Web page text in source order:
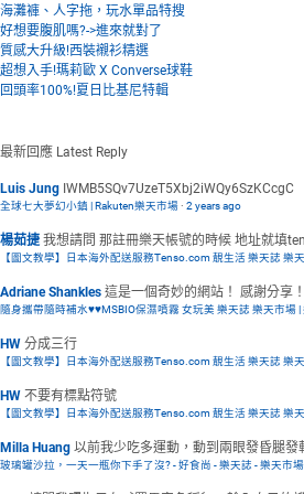
海灘褲、人字拖，玩水單品特搜
好想要腹肌嗎?->進來就對了
質感大升級!西裝襯衫精選
超想入手!瑪莉歐 X Converse球鞋
回頭率100%!夏日比基尼特輯
最新回應 Latest Reply
Luis Jung IWMB5SQv7UzeT5Xbj2iWQy6SzKCcgC
全球七大夢幻小鎮 | Rakuten樂天市場· 2 years ago
楊茹捷 我想請問 那註冊樂天帳號的時候 地址就填
【圖文教學】日本海外配送服務Tenso.com 靚生活 樂天誌 樂
Adriane Shankles 這是一個奇妙的網站！ 感謝分享
隨身攜帶隨時補水♥♥MSBIO保濕噴霧 女玩美 樂天誌 樂天市場
HW 分成三行
【圖文教學】日本海外配送服務Tenso.com 靚生活 樂天誌 樂
HW 不要有標點符號
【圖文教學】日本海外配送服務Tenso.com 靚生活 樂天誌 樂
Milla Huang 以前我少吃多運動，動到兩眼發昏腿
玻璃罐沙拉，一天一瓶你下手了沒? - 好食尚 - 樂天誌 - 樂天市場